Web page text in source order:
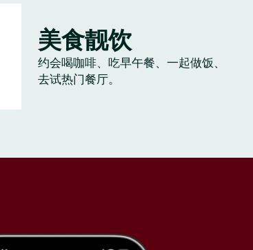
美食靓饮
约会喝咖啡、吃早午餐、一起做饭、
去试热门餐厅。